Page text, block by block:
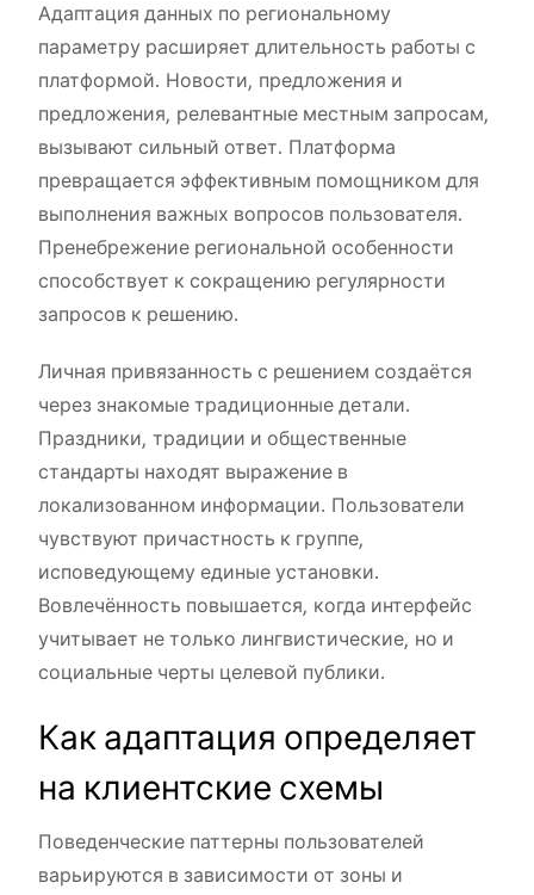
Адаптация данных по региональному
параметру расширяет длительность работы с
платформой. Новости, предложения и
предложения, релевантные местным запросам,
вызывают сильный ответ. Платформа
превращается эффективным помощником для
выполнения важных вопросов пользователя.
Пренебрежение региональной особенности
способствует к сокращению регулярности
запросов к решению.
Личная привязанность с решением создаётся
через знакомые традиционные детали.
Праздники, традиции и общественные
стандарты находят выражение в
локализованном информации. Пользователи
чувствуют причастность к группе,
исповедующему единые установки.
Вовлечённость повышается, когда интерфейс
учитывает не только лингвистические, но и
социальные черты целевой публики.
Как адаптация определяет
на клиентские схемы
Поведенческие паттерны пользователей
варьируются в зависимости от зоны и